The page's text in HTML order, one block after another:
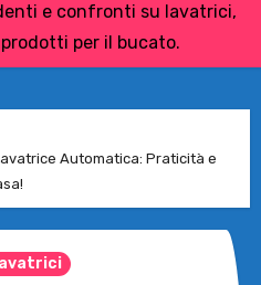
e confronti su lavatrici,
prodotti per il bucato.
Automatica: Praticità e